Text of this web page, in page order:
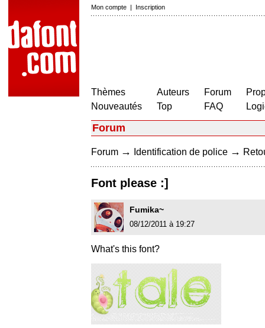
Mon compte | Inscription
Thèmes
Nouveautés
Auteurs
Top
Forum
FAQ
Forum
Forum → Identification de police →
Font please :]
Fumika~
08/12/2011 à 19:27
What's this font?